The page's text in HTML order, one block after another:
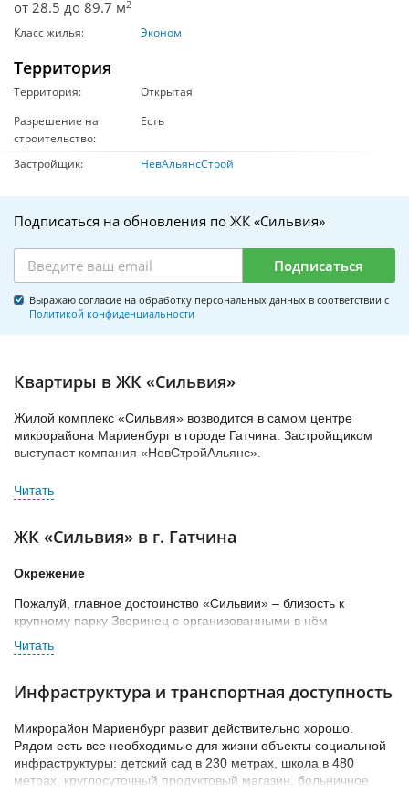
от 28.5 до 89.7 м2
Класс жилья: Эконом
Территория
Территория:
Открытая
Разрешение на
строительство:
Есть
Застройщик: НевАльянсСтрой
Подписаться на обновления по ЖК «Сильвия»
Подписаться
Выражаю согласие на обработку персональных данных в соответствии с
Политикой конфиденциальности
Квартиры в ЖК «Сильвия»
Жилой комплекс «Сильвия» возводится в самом центре
микрорайона Мариенбург в городе Гатчина. Застройщиком
выступает компания «НевСтройАльянс».
Кирпично-монолитное здание эконом-класса будет состоять из
9 жилых этажей. Первый этаж включает коммерческий сектор.
Архитектура здания не отличается особыми изысками. Стены
выполнены в теплой цветовой гамме, балконы и лоджии
отвечает экономичному классу жилья.
Застройщик планирует завершить строительство к концу 2016
года.
ЖК «Сильвия» в г. Гатчина
Окрежение
Пожалуй, главное достоинство «Сильвии» – близость к
крупному парку Зверинец с организованными в нём
прогулочными дорожками, комфортными зонами для отдыха,
сетью водоёмов и пляжем. В юго-западной части от
промышленная зона, в которую включены завод
Инфраструктура и транспортная доступность
Микрорайон Мариенбург развит действительно хорошо.
Рядом есть все необходимые для жизни объекты социальной
инфраструктуры: детский сад в 230 метрах, школа в 480
метрах, круглосуточный продуктовый магазин, больничное